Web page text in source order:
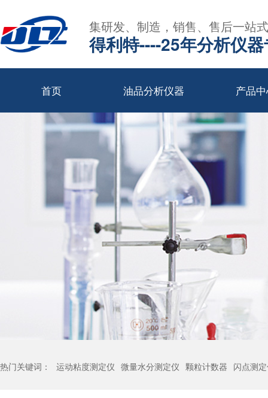
集研发、制造，销售、售后一站
得利特----25年分析仪
首页 油品分析仪器 产品
热门关键词： 运动粘度测定仪 微量水分测定仪 颗粒计数器 闪点测